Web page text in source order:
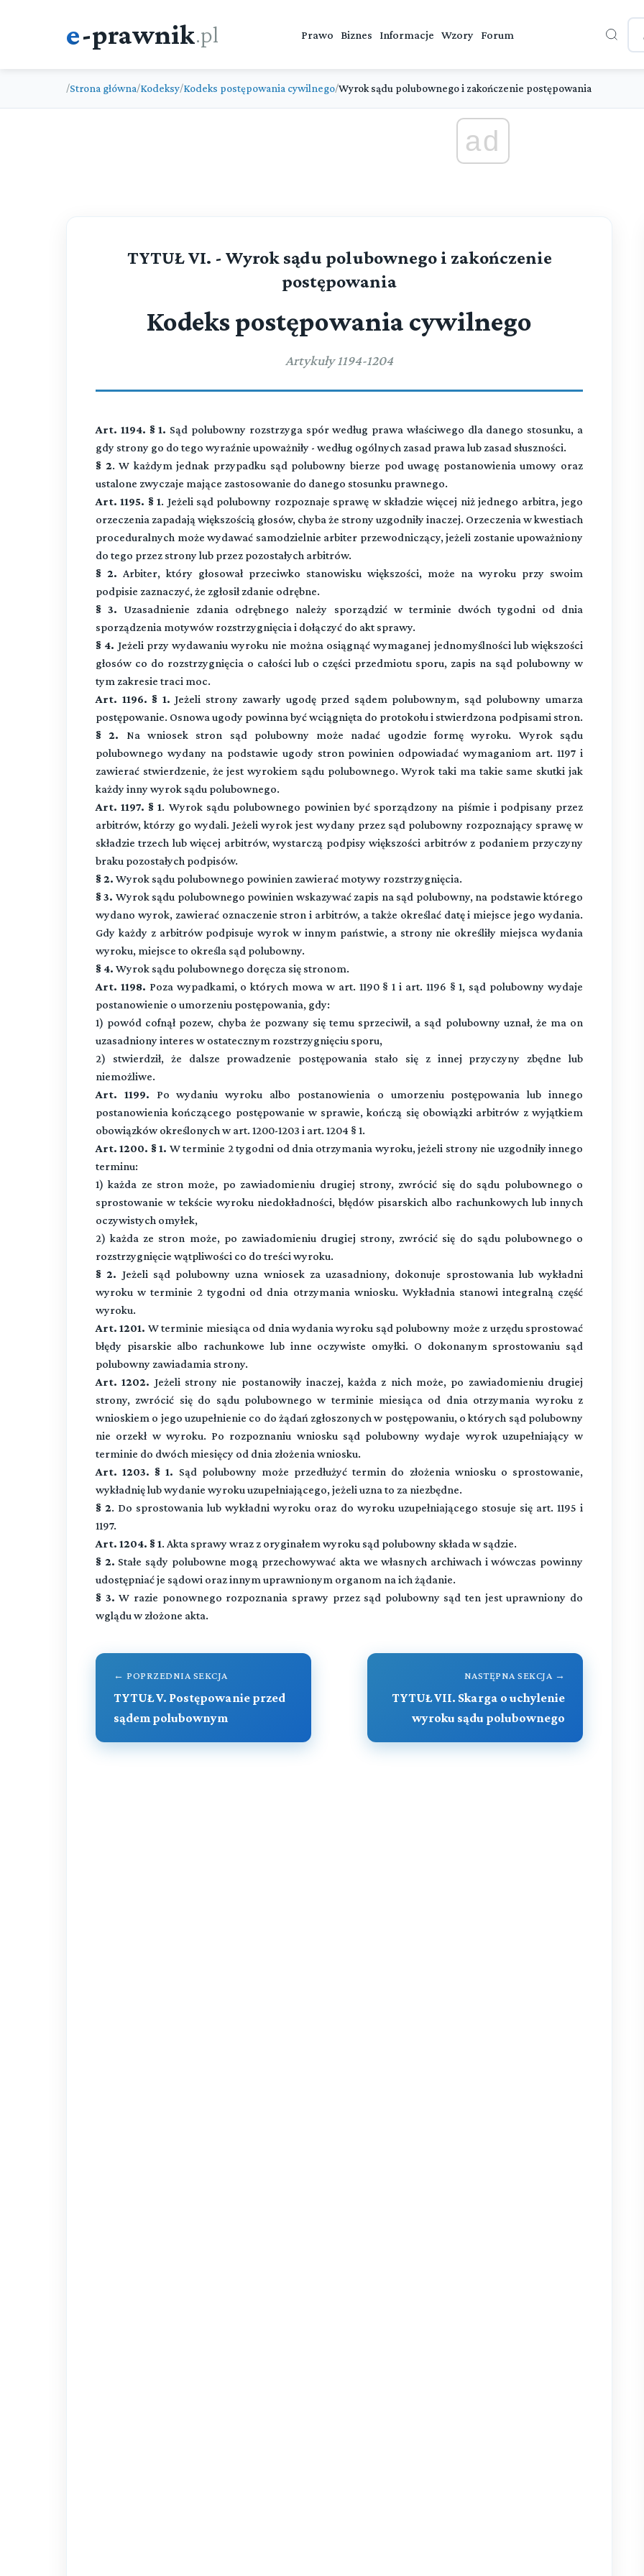
e-prawnik.pl Prawo Biznes Informacje Wzory Forum
/Strona główna/Kodeksy/Kodeks postępowania cywilnego/Wyrok sądu polubownego i zakończenie postępowania
ad
TYTUŁ VI. - Wyrok sądu polubownego i zakończenie
postępowania
Kodeks postępowania cywilnego
Artykuły 1194-1204
Art. 1194. § 1. Sąd polubowny rozstrzyga spór według prawa właściwego dla danego stosunku, a
gdy strony go do tego wyraźnie upoważniły - według ogólnych zasad prawa lub zasad słuszności.
§ 2. W każdym jednak przypadku sąd polubowny bierze pod uwagę postanowienia umowy oraz
ustalone zwyczaje mające zastosowanie do danego stosunku prawnego.
Art. 1195. § 1. Jeżeli sąd polubowny rozpoznaje sprawę w składzie więcej niż jednego arbitra, jego
orzeczenia zapadają większością głosów, chyba że strony uzgodniły inaczej. Orzeczenia w kwestiach
proceduralnych może wydawać samodzielnie arbiter przewodniczący, jeżeli zostanie upoważniony
do tego przez strony lub przez pozostałych arbitrów.
§ 2. Arbiter, który głosował przeciwko stanowisku większości, może na wyroku przy swoim
podpisie zaznaczyć, że zgłosił zdanie odrębne.
§ 3. Uzasadnienie zdania odrębnego należy sporządzić w terminie dwóch tygodni od dnia
sporządzenia motywów rozstrzygnięcia i dołączyć do akt sprawy.
§ 4. Jeżeli przy wydawaniu wyroku nie można osiągnąć wymaganej jednomyślności lub większości
głosów co do rozstrzygnięcia o całości lub o części przedmiotu sporu, zapis na sąd polubowny w
tym zakresie traci moc.
Art. 1196. § 1. Jeżeli strony zawarły ugodę przed sądem polubownym, sąd polubowny umarza
postępowanie. Osnowa ugody powinna być wciągnięta do protokołu i stwierdzona podpisami stron.
§ 2. Na wniosek stron sąd polubowny może nadać ugodzie formę wyroku. Wyrok sądu
polubownego wydany na podstawie ugody stron powinien odpowiadać wymaganiom art. 1197 i
zawierać stwierdzenie, że jest wyrokiem sądu polubownego. Wyrok taki ma takie same skutki jak
każdy inny wyrok sądu polubownego.
Art. 1197. § 1. Wyrok sądu polubownego powinien być sporządzony na piśmie i podpisany przez
arbitrów, którzy go wydali. Jeżeli wyrok jest wydany przez sąd polubowny rozpoznający sprawę w
składzie trzech lub więcej arbitrów, wystarczą podpisy większości arbitrów z podaniem przyczyny
braku pozostałych podpisów.
§ 2. Wyrok sądu polubownego powinien zawierać motywy rozstrzygnięcia.
§ 3. Wyrok sądu polubownego powinien wskazywać zapis na sąd polubowny, na podstawie którego
wydano wyrok, zawierać oznaczenie stron i arbitrów, a także określać datę i miejsce jego wydania.
Gdy każdy z arbitrów podpisuje wyrok w innym państwie, a strony nie określiły miejsca wydania
wyroku, miejsce to określa sąd polubowny.
§ 4. Wyrok sądu polubownego doręcza się stronom.
Art. 1198. Poza wypadkami, o których mowa w art. 1190 § 1 i art. 1196 § 1, sąd polubowny wydaje
postanowienie o umorzeniu postępowania, gdy:
1) powód cofnął pozew, chyba że pozwany się temu sprzeciwił, a sąd polubowny uznał, że ma on
uzasadniony interes w ostatecznym rozstrzygnięciu sporu,
2) stwierdził, że dalsze prowadzenie postępowania stało się z innej przyczyny zbędne lub
niemożliwe.
Art. 1199. Po wydaniu wyroku albo postanowienia o umorzeniu postępowania lub innego
postanowienia kończącego postępowanie w sprawie, kończą się obowiązki arbitrów z wyjątkiem
obowiązków określonych w art. 1200-1203 i art. 1204 § 1.
Art. 1200. § 1. W terminie 2 tygodni od dnia otrzymania wyroku, jeżeli strony nie uzgodniły innego
terminu:
1) każda ze stron może, po zawiadomieniu drugiej strony, zwrócić się do sądu polubownego o
sprostowanie w tekście wyroku niedokładności, błędów pisarskich albo rachunkowych lub innych
oczywistych omyłek,
2) każda ze stron może, po zawiadomieniu drugiej strony, zwrócić się do sądu polubownego o
rozstrzygnięcie wątpliwości co do treści wyroku.
§ 2. Jeżeli sąd polubowny uzna wniosek za uzasadniony, dokonuje sprostowania lub wykładni
wyroku w terminie 2 tygodni od dnia otrzymania wniosku. Wykładnia stanowi integralną część
wyroku.
Art. 1201. W terminie miesiąca od dnia wydania wyroku sąd polubowny może z urzędu sprostować
błędy pisarskie albo rachunkowe lub inne oczywiste omyłki. O dokonanym sprostowaniu sąd
polubowny zawiadamia strony.
Art. 1202. Jeżeli strony nie postanowiły inaczej, każda z nich może, po zawiadomieniu drugiej
strony, zwrócić się do sądu polubownego w terminie miesiąca od dnia otrzymania wyroku z
wnioskiem o jego uzupełnienie co do żądań zgłoszonych w postępowaniu, o których sąd polubowny
nie orzekł w wyroku. Po rozpoznaniu wniosku sąd polubowny wydaje wyrok uzupełniający w
terminie do dwóch miesięcy od dnia złożenia wniosku.
Art. 1203. § 1. Sąd polubowny może przedłużyć termin do złożenia wniosku o sprostowanie,
wykładnię lub wydanie wyroku uzupełniającego, jeżeli uzna to za niezbędne.
§ 2. Do sprostowania lub wykładni wyroku oraz do wyroku uzupełniającego stosuje się art. 1195 i
1197.
Art. 1204. § 1. Akta sprawy wraz z oryginałem wyroku sąd polubowny składa w sądzie.
§ 2. Stałe sądy polubowne mogą przechowywać akta we własnych archiwach i wówczas powinny
udostępniać je sądowi oraz innym uprawnionym organom na ich żądanie.
§ 3. W razie ponownego rozpoznania sprawy przez sąd polubowny sąd ten jest uprawniony do
wglądu w złożone akta.
← POPRZEDNIA SEKCJA
TYTUŁ V. Postępowanie przed
sądem polubownym
NASTĘPNA SEKCJA →
TYTUŁ VII. Skarga o uchylenie
wyroku sądu polubownego